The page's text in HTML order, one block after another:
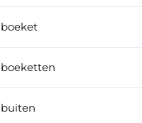
boeket
boeketten
buiten